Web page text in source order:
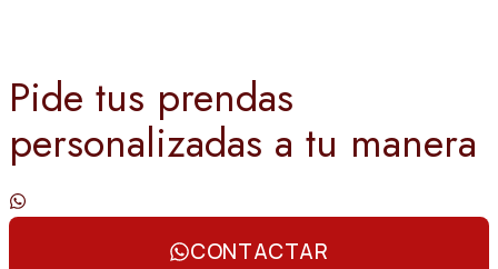
Pide tus prendas
personalizadas a tu manera
CONTACTAR